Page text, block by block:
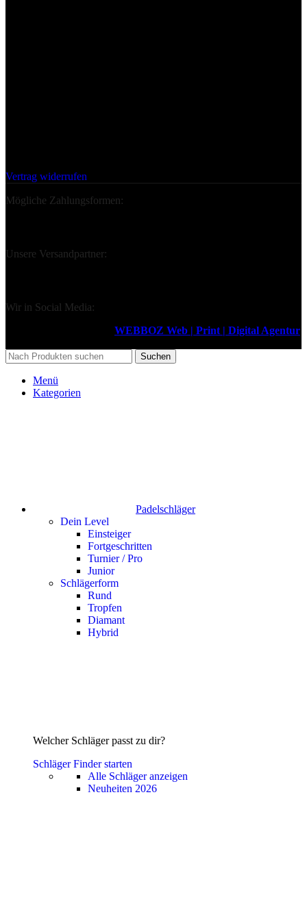
Vertrag widerrufen
Mögliche Zahlungsformen:
Unsere Versandpartner:
Wir in Social Media:
WEBBOZ Web | Print | Digital Agentur
Suchen
Menü
Kategorien
Padelschläger
Dein Level
Einsteiger
Fortgeschritten
Turnier / Pro
Junior
Schlägerform
Rund
Tropfen
Diamant
Hybrid
Welcher Schläger passt zu dir?
Schläger Finder starten
Alle Schläger anzeigen
Neuheiten 2026